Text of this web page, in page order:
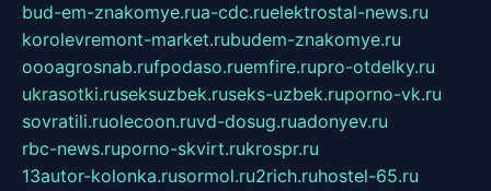
bud-em-znakomye.rua-cdc.ruelektrostal-news.ru
korolevremont-market.rubudem-znakomye.ru
oooagrosnab.rufpodaso.ruemfire.rupro-otdelky.ru
ukrasotki.ruseksuzbek.ruseks-uzbek.ruporno-vk.ru
sovratili.ruolecoon.ruvd-dosug.ruadonyev.ru
rbc-news.ruporno-skvirt.rukrospr.ru
13autor-kolonka.rusormol.ru2rich.ruhostel-65.ru